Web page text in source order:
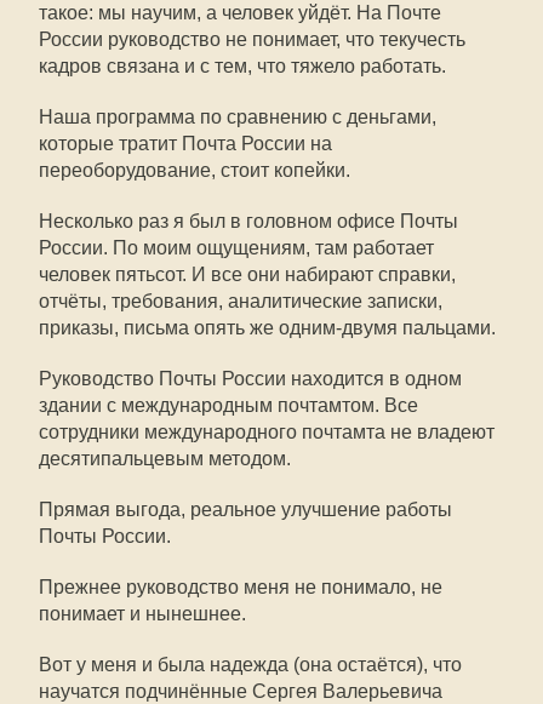
такое: мы научим, а человек уйдёт. На Почте
России руководство не понимает, что текучесть
кадров связана и с тем, что тяжело работать.
Наша программа по сравнению с деньгами,
которые тратит Почта России на
переоборудование, стоит копейки.
Несколько раз я был в головном офисе Почты
России. По моим ощущениям, там работает
человек пятьсот. И все они набирают справки,
отчёты, требования, аналитические записки,
приказы, письма опять же одним-двумя пальцами.
Руководство Почты России находится в одном
здании с международным почтамтом. Все
сотрудники международного почтамта не владеют
десятипальцевым методом.
Прямая выгода, реальное улучшение работы
Почты России.
Прежнее руководство меня не понимало, не
понимает и нынешнее.
Вот у меня и была надежда (она остаётся), что
научатся подчинённые Сергея Валерьевича